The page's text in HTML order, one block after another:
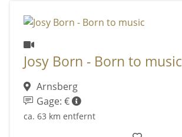
Josy Born - Born to music
Arnsberg
Gage: €
ca. 63 km entfernt